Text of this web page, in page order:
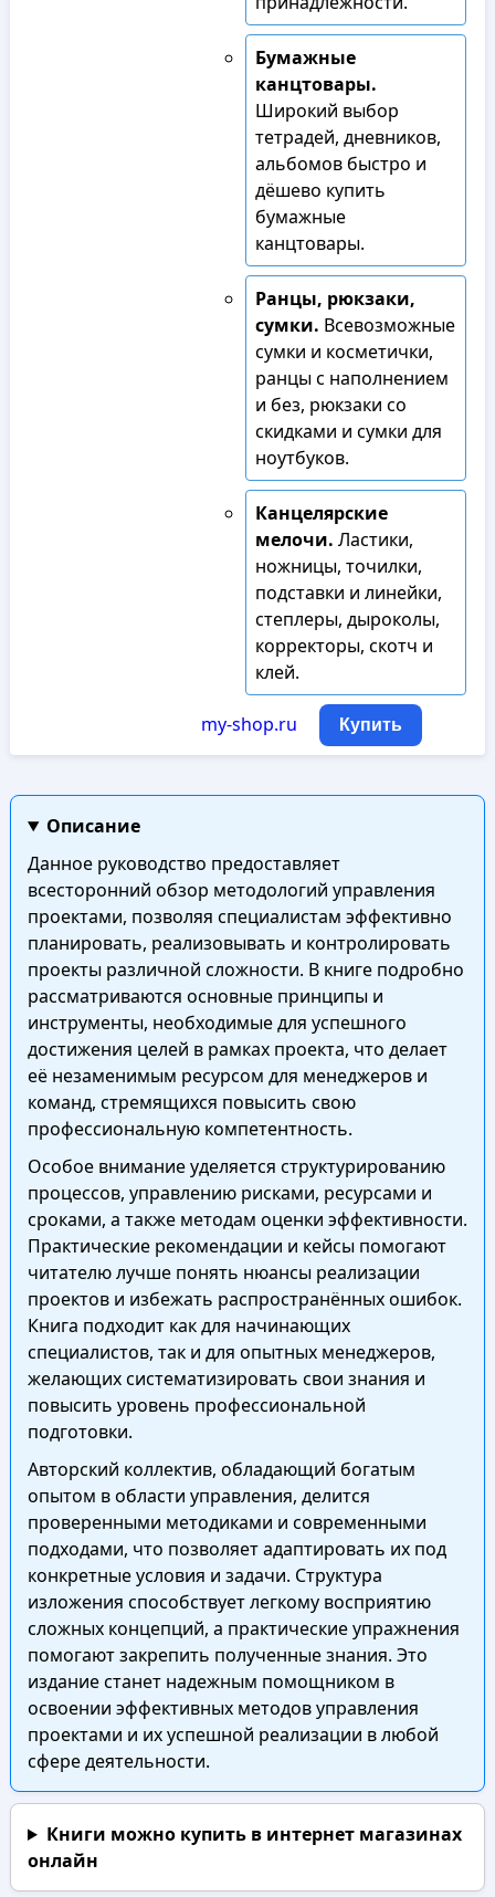
Бумажные
канцтовары.
Широкий выбор
тетрадей, дневников,
альбомов быстро и
дёшево купить
бумажные
канцтовары.
Ранцы, рюкзаки,
сумки. Всевозможные
сумки и косметички,
ранцы с наполнением
и без, рюкзаки со
скидками и сумки для
ноутбуков.
Канцелярские
мелочи. Ластики,
ножницы, точилки,
подставки и линейки,
степлеры, дыроколы,
корректоры, скотч и
клей.
my-shop.ru Купить
Описание
Данное руководство предоставляет
всесторонний обзор методологий управления
проектами, позволяя специалистам эффективно
планировать, реализовывать и контролировать
проекты различной сложности. В книге подробно
рассматриваются основные принципы и
инструменты, необходимые для успешного
достижения целей в рамках проекта, что делает
её незаменимым ресурсом для менеджеров и
команд, стремящихся повысить свою
профессиональную компетентность.
Особое внимание уделяется структурированию
процессов, управлению рисками, ресурсами и
сроками, а также методам оценки эффективности.
Практические рекомендации и кейсы помогают
читателю лучше понять нюансы реализации
проектов и избежать распространённых ошибок.
Книга подходит как для начинающих
специалистов, так и для опытных менеджеров,
желающих систематизировать свои знания и
повысить уровень профессиональной
подготовки.
Авторский коллектив, обладающий богатым
опытом в области управления, делится
проверенными методиками и современными
подходами, что позволяет адаптировать их под
конкретные условия и задачи. Структура
изложения способствует легкому восприятию
сложных концепций, а практические упражнения
помогают закрепить полученные знания. Это
издание станет надежным помощником в
освоении эффективных методов управления
проектами и их успешной реализации в любой
сфере деятельности.
Книги можно купить в интернет магазинах
онлайн